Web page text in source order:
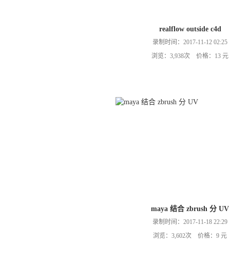
realflow outside c4d
录制时间：2017-11-12 02:25
浏览：3,938次 价格：13 元
maya 结合 zbrush 分 UV
录制时间：2017-11-18 22:29
浏览：3,602次 价格：9 元